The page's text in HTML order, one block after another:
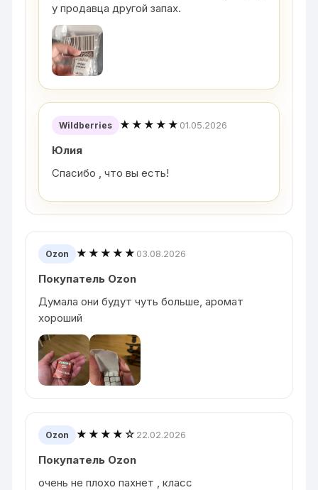
у продавца другой запах.
Wildberries ★★★★★ 01.05.2026
Юлия
Спасибо , что вы есть!
Ozon ★★★★★ 03.08.2026
Покупатель Ozon
Думала они будут чуть больше, аромат
хороший
Ozon ★★★★☆ 22.02.2026
Покупатель Ozon
очень не плохо пахнет , класс